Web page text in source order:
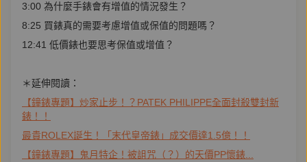
3:00 為什麼手錶會有增值的情況發生？
8:25 買錶真的需要考慮增值或保值的問題嗎？
12:41 低價錶也要思考保值或增值？
＊延伸閱讀：
【鐘錶專題】炒家止步！？PATEK PHILIPPE全面封殺雙封新
錶！！
最貴ROLEX誕生！「末代皇帝錶」成交價達1.5億！！
【鐘錶專題】鬼月特企！被詛咒（？）的天價PP懷錶...